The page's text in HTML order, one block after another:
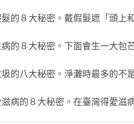
的８大秘密。戴假髮遮「頭上
的８大秘密。下面會生一大包
圾的八大秘密。淨灘時最多的
病的８大秘密。在臺灣得愛滋